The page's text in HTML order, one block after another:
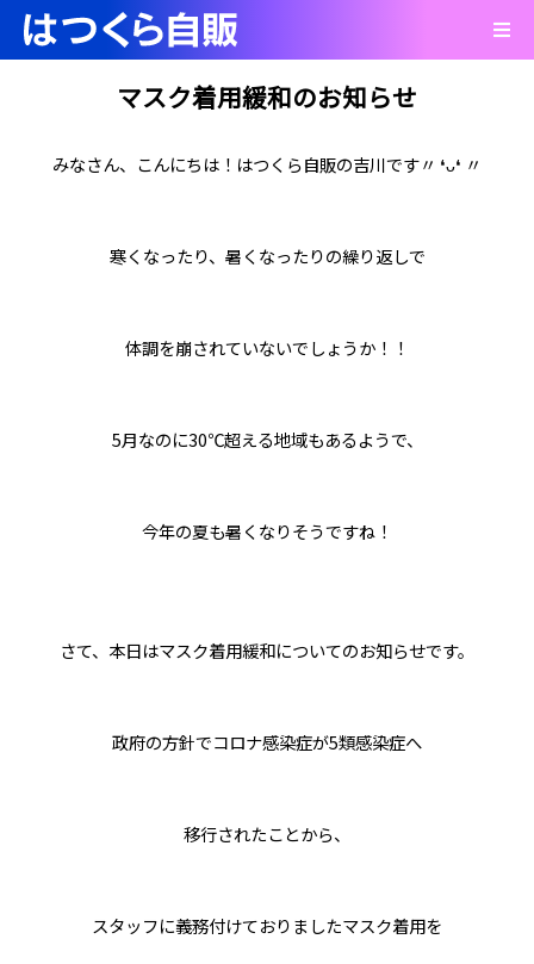
マスク着用緩和のお知らせ
みなさん、こんにちは！はつくら自販の吉川です〃 ❛ᴗ❛ 〃
寒くなったり、暑くなったりの繰り返しで
体調を崩されていないでしょうか！！
5月なのに30℃超える地域もあるようで、
今年の夏も暑くなりそうですね！
さて、本日はマスク着用緩和についてのお知らせです。
政府の方針でコロナ感染症が5類感染症へ
移行されたことから、
スタッフに義務付けておりましたマスク着用を